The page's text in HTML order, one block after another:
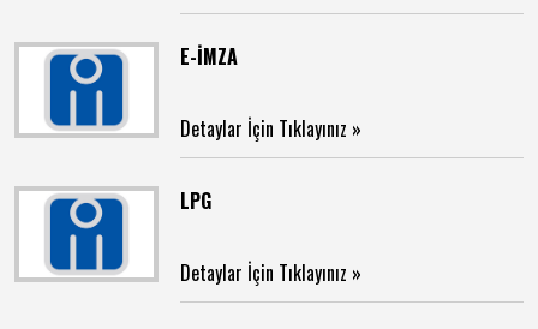
E-İMZA
Detaylar İçin Tıklayınız »
LPG
Detaylar İçin Tıklayınız »